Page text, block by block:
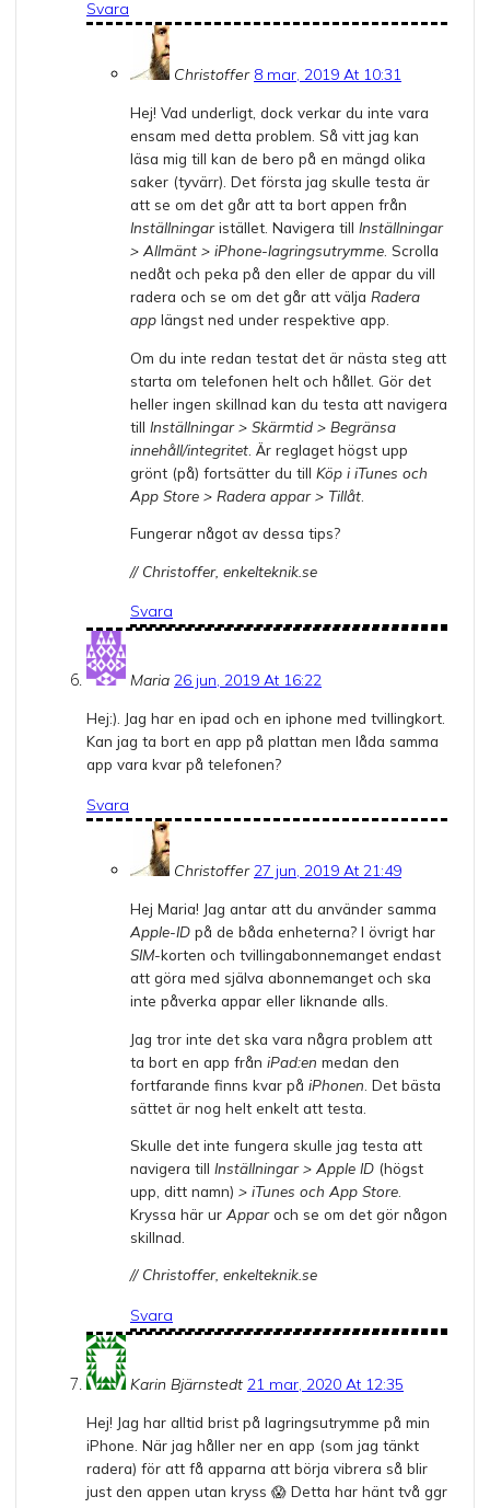
Svara
Christoffer 8 mar, 2019 At 10:31
Hej! Vad underligt, dock verkar du inte vara
ensam med detta problem. Så vitt jag kan
läsa mig till kan de bero på en mängd olika
saker (tyvärr). Det första jag skulle testa är
att se om det går att ta bort appen från
Inställningaristället. Navigera till Inställningar
> Allmänt > iPhone-lagringsutrymme. Scrolla
nedåt och peka på den eller de appar du vill
radera och se om det går att välja Radera
app längst ned under respektive app.
Om du inte redan testat det är nästa steg att
starta om telefonen helt och hållet. Gör det
heller ingen skillnad kan du testa att navigera
till Inställningar > Skärmtid > Begränsa
innehåll/integritet . Är reglaget högst upp
grönt (på) fortsätter du till Köp i iTunes och
App Store > Radera appar > Tillåt
Fungerar något av dessa tips?
// Christoffer, enkelteknik.se
Svara
Maria 26 jun, 2019 At 16:22
Hej:). Jag har en ipad och en iphone med tvillingkort.
Kan jag ta bort en app på plattan men låda samma
app vara kvar på telefonen?
Svara
Christoffer 27 jun, 2019 At 21:49
Hej Maria! Jag antar att du använder samma
Apple-ID på de båda enheterna? I övrigt har
SIM-korten och tvillingabonnemanget endast
att göra med själva abonnemanget och ska
inte påverka appar eller liknande alls.
Jag tror inte det ska vara några problem att
ta bort en app från iPad:en medan den
fortfarande finns kvar på iPhonen . Det bästa
sättet är nog helt enkelt att testa.
Skulle det inte fungera skulle jag testa att
navigera till Inställningar > Apple ID (högst
upp, ditt namn) > iTunes och App Store
Kryssa här ur Apparoch se om det gör någon
skillnad.
// Christoffer, enkelteknik.se
Svara
Karin Bjärnstedt 21 mar, 2020 At 12:35
Hej! Jag har alltid brist på lagringsutrymme på min
iPhone. När jag håller ner en app (som jag tänkt
radera) för att få apparna att börja vibrera så blir
just den appen utan kryss 😱 Detta har hänt två ggr